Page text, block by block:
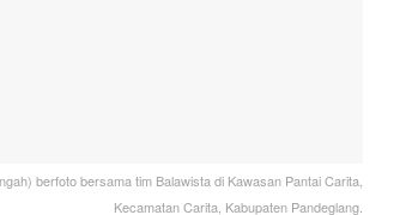
berfoto bersama tim Balawista di Kawasan Pantai Carita,
Kecamatan Carita, Kabupaten Pandeglang.